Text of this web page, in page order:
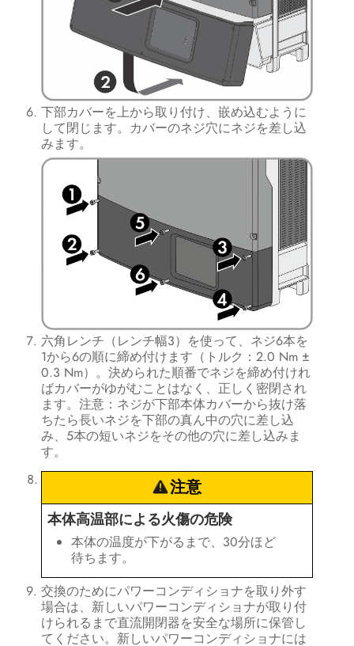
下部カバーを上から取り付け、嵌め込むように
して閉じます。カバーのネジ穴にネジを差し込
みます。
六角レンチ（レンチ幅3）を使って、ネジ6本を
1から6の順に締め付けます（トルク：2.0 Nm ±
0.3 Nm）。決められた順番でネジを締め付けれ
ばカバーがゆがむことはなく、正しく密閉され
ます。注意：ネジが下部本体カバーから抜け落
ちたら長いネジを下部の真ん中の穴に差し込
み、5本の短いネジをその他の穴に差し込みま
す。
注意
本体高温部による火傷の危険
本体の温度が下がるまで、30分ほど
待ちます。
交換のためにパワーコンディショナを取り外す
場合は、新しいパワーコンディショナが取り付
けられるまで直流開閉器を安全な場所に保管し
てください。新しいパワーコンディショナには